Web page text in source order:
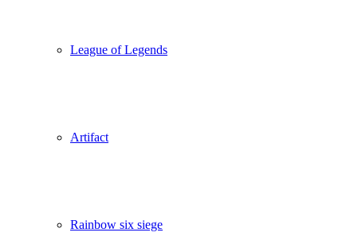
League of Legends
Artifact
Rainbow six siege